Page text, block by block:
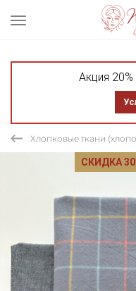
Акция
Хлопковые ткани
СКИДКА